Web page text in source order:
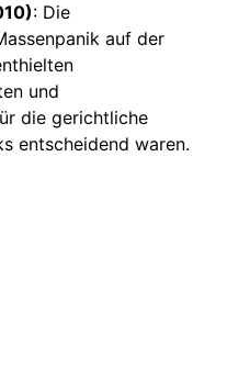
: Die
auf der
und
die gerichtliche
entscheidend waren.